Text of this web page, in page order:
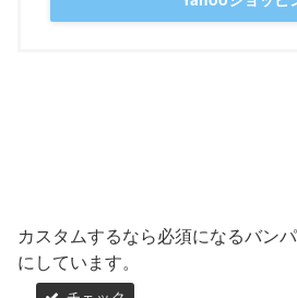
カスタムするなら必須になるバン
にしています。